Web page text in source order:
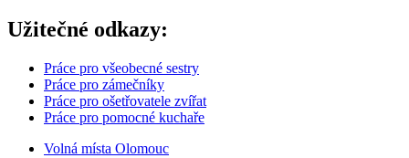
Užitečné odkazy:
Práce pro všeobecné sestry
Práce pro zámečníky
Práce pro ošetřovatele zvířat
Práce pro pomocné kuchaře
Volná místa Olomouc